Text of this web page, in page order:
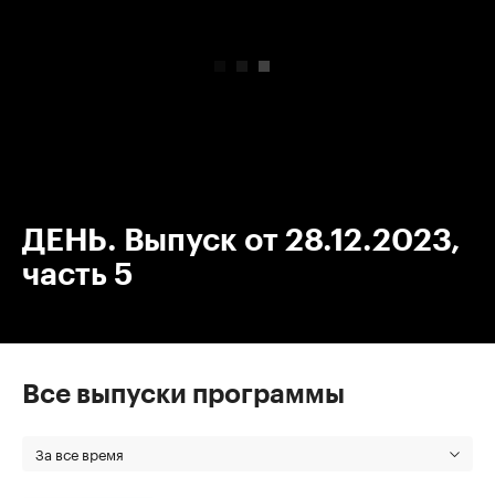
ДЕНЬ. Выпуск от 28.12.2023,
часть 5
Все выпуски программы
За все время